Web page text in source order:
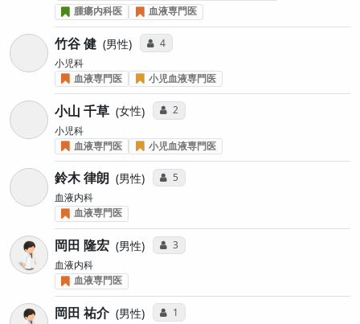
腫瘍内科医
血液専門医
竹谷 健 男性 コミュニケーション・タイプ投票数
4
小児科
血液専門医
小児血液専門医
小山 千草 女性 コミュニケーション・タイプ投票数
2
小児科
血液専門医
小児血液専門医
鈴木 律朗 男性 コミュニケーション・タイプ投票数
5
血液内科
血液専門医
岡田 隆宏 男性 コミュニケーション・タイプ投票数
3
血液内科
血液専門医
岡田 祐介 男性 コミュニケーション・タイプ投票数
1